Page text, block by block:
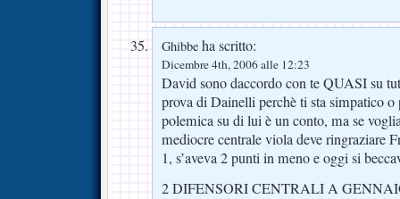
Ghibbe ha scritto:
Dicembre 4th, 2006 alle 12:23
David sono daccordo con te QUASI su
prova di Dainelli perchè ti sta simpatico
polemica su di lui è un conto, ma se
mediocre centrale viola deve ringraziare
1, s’aveva 2 punti in meno e oggi si
2 DIFENSORI CENTRALI A